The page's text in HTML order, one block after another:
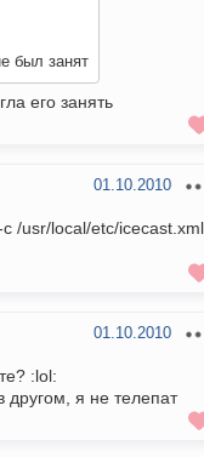
был занят
его занять
01.10.2010
/usr/local/etc/
01.10.2010
:lol:
я не телепат